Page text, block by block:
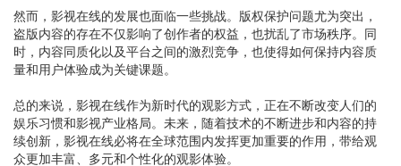
然而，影视在线的发展也面临一些挑战。版权保护问题尤为突出，
盗版内容的存在不仅影响了创作者的权益，也扰乱了市场秩序。同
时，内容同质化以及平台之间的激烈竞争，也使得如何保持内容质
量和用户体验成为关键课题。
总的来说，影视在线作为新时代的观影方式，正在不断改变人们的
娱乐习惯和影视产业格局。未来，随着技术的不断进步和内容的持
续创新，影视在线必将在全球范围内发挥更加重要的作用，带给观
众更加丰富、多元和个性化的观影体验。